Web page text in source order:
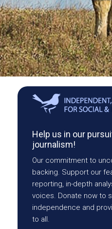
Help us in our
journalism!
Our commitment to
backing. Support our
reporting, in-depth
voices. Donate now to
independence and
to all.